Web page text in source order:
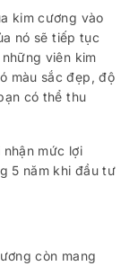
kim cương vào
nó sẽ tiếp tục
viên kim
màu sắc đẹp, độ
có thể thu
mức lợi
5 năm khi đầu tư
còn mang